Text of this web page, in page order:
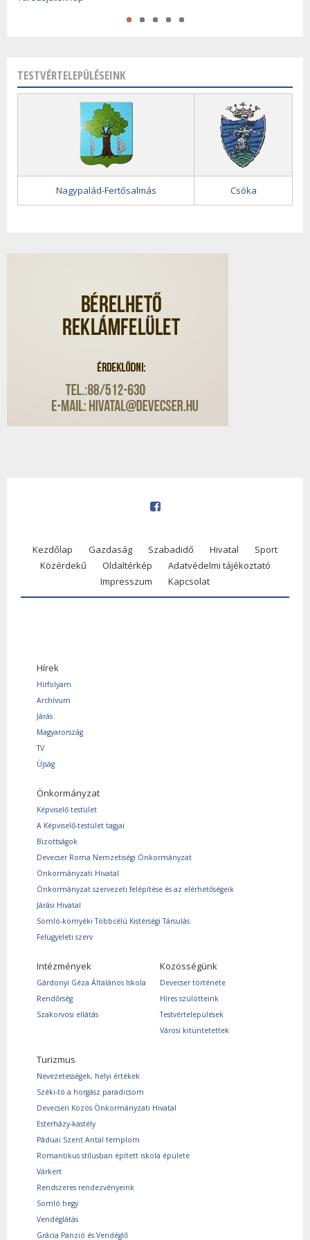
TESTVÉRTELEPÜLÉSEINK
Nagypalád-Fertősalmás Csóka
Kezdőlap Gazdaság Szabadidő Hivatal
Sport
Közérdekű
Oldaltérkép
Adatvédelmi tájékoztató
Impresszum
Kapcsolat
Hírek
Hírfolyam
Archívum
Járás
Magyarország
TV
Újság
Önkormányzat
Képviselő testület
A Képviselő-testület tagjai
Bizottságok
Devecser Roma Nemzetiségi Önkormányzat
Önkormányzati Hivatal
Önkormányzat szervezeti felépítése és az elérhetőségeik
Járási Hivatal
Somló-környéki Többcélú Kistérségi Társulás
Felügyeleti szerv
Intézmények
Gárdonyi Géza Általános Iskola
Rendőrség
Szakorvosi ellátás
Közösségünk
Devecser története
Híres szülötteink
Testvértelepülések
Városi kitüntetettek
Turizmus
Nevezetességek, helyi értékek
Széki-tó a horgász paradicsom
Devecseri Közös Önkormányzati Hivatal
Esterházy-kastély
Páduai Szent Antal templom
Romantikus stílusban épített iskola épülete
Várkert
Rendszeres rendezvényeink
Somló hegy
Vendéglátás
Grácia Panzió és Vendéglő